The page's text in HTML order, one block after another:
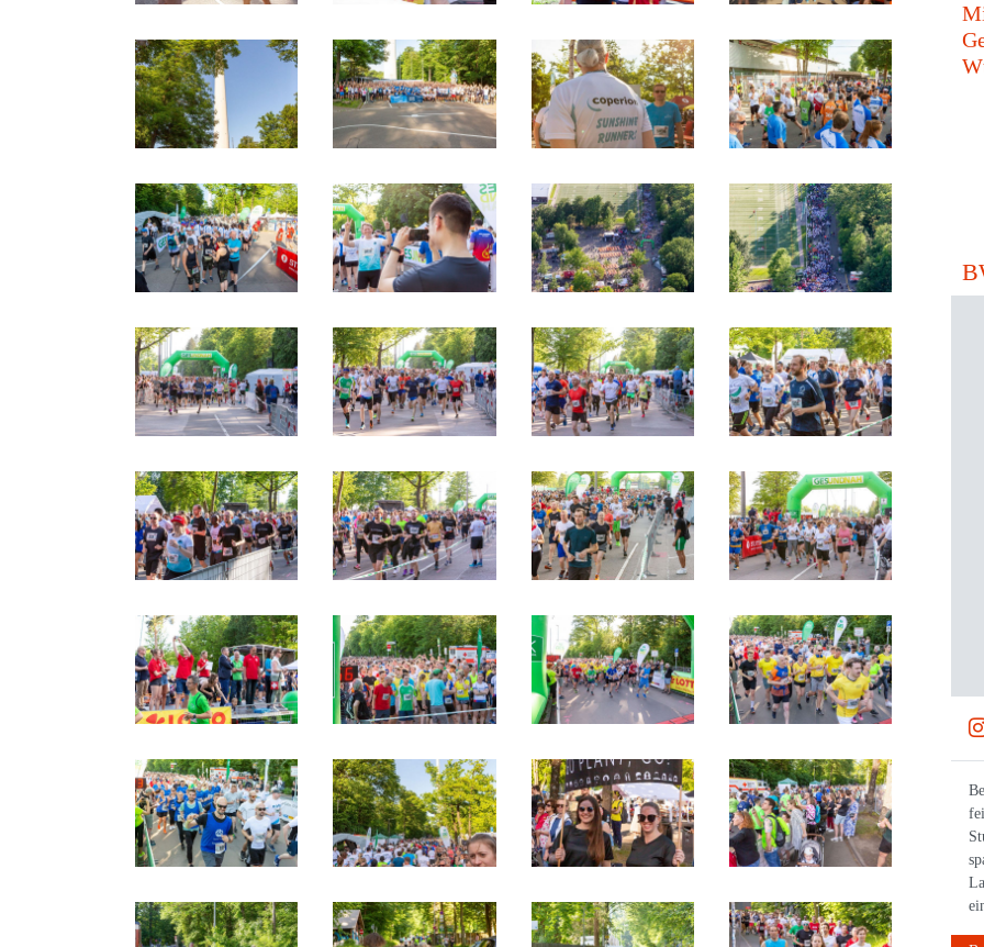
21.12.2025
Frohe Weihnachten wünscht auch BWläuft! 🎄 #bwläuft
#weihnachten #weihnachtspause #laufen